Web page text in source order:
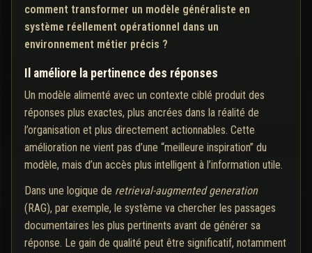
comment transformer un modèle généraliste en
système réellement opérationnel dans un
environnement métier précis ?
Il améliore la pertinence des réponses
Un modèle alimenté avec un contexte ciblé produit des
réponses plus exactes, plus ancrées dans la réalité de
l’organisation et plus directement actionnables. Cette
amélioration ne vient pas d’une “meilleure inspiration” du
modèle, mais d’un accès plus intelligent à l’information utile.
Dans une logique de retrieval-augmented generation
(RAG), par exemple, le système va chercher les passages
documentaires les plus pertinents avant de générer sa
réponse. Le gain de qualité peut être significatif, notamment